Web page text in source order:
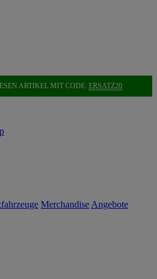
ARTIKEL MIT CODE: ERSATZ20
Merchandise Angebote